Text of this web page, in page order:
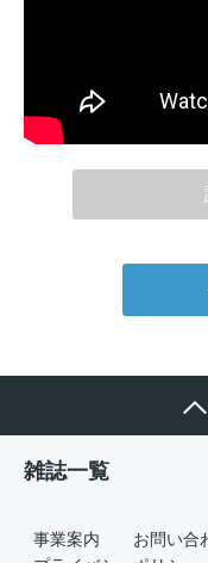
雑誌一覧
事業案内 お問い合